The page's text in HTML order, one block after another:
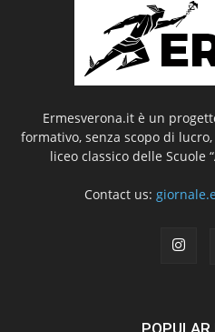
Ermesverona.it è un
formativo, senza scopo di
liceo classico delle Scuole
Contact us: